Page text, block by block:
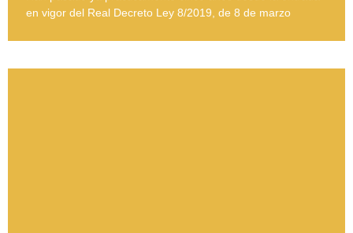
en vigor del Real Decreto Ley 8/2019, de 8 de marzo